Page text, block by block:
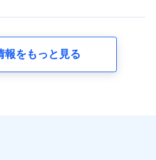
営業情報の提供業務、契約締結手
報をもっと見る